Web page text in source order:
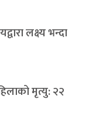
लक्ष्य भन्दा
मृत्यु: २२